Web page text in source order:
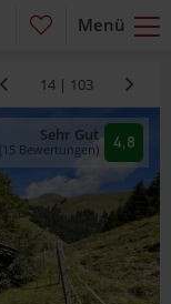
Menü
14 | 103
4,8
Sehr Gut
(15 Bewertungen)